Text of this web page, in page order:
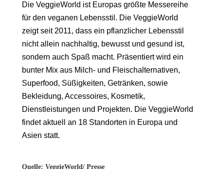
Die VeggieWorld ist Europas größte Messereihe
für den veganen Lebensstil. Die VeggieWorld
zeigt seit 2011, dass ein pflanzlicher Lebensstil
nicht allein nachhaltig, bewusst und gesund ist,
sondern auch Spaß macht. Präsentiert wird ein
bunter Mix aus Milch- und Fleischalternativen,
Superfood, Süßigkeiten, Getränken, sowie
Bekleidung, Accessoires, Kosmetik,
Dienstleistungen und Projekten. Die VeggieWorld
findet aktuell an 18 Standorten in Europa und
Asien statt.
Quelle: VeggieWorld/ Presse